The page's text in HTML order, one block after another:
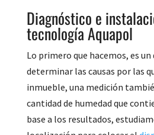
Diagnóstico e
tecnología Aquapol
Lo primero que hacemos, es
determinar las causas por las
inmueble, una medición
cantidad de humedad que
base a los resultados,